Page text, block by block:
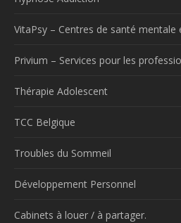
VitaPsy – Centres de santé mentale
Privium – Services pour les
Thérapie Adolescent
TCC Belgique
Troubles du Sommeil
Développement Personnel
Cabinets à louer / à partager.